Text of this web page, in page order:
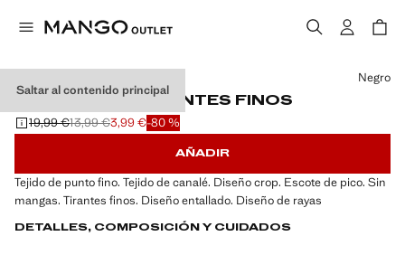
Saltar al contenido principal
TOP CANALÉ TIRANTES FINOS
Precio inicial tachado [19,99 € ]
19,99 €
Segundo precio tachado [13,99 € ]
13,99 €
Precio actual [3,99 € ]
3,99 €-80 %
Selecciona un color
Negro
AÑADIR
Tejido de punto fino. Tejido de canalé. Diseño crop. Escote de pico. Sin
mangas. Tirantes finos. Diseño entallado. Diseño de rayas
DETALLES, COMPOSICIÓN Y CUIDADOS